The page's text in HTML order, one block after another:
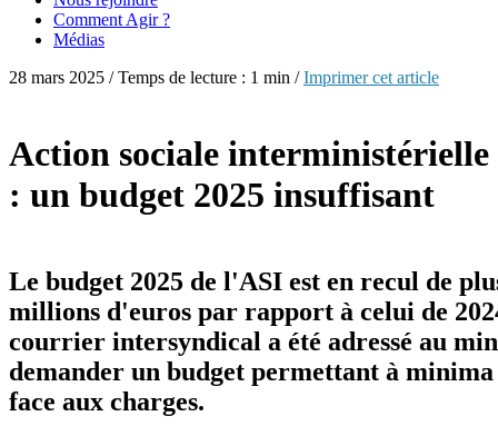
Comment Agir ?
Médias
28 mars 2025 / Temps de lecture : 1 min /Imprimer cet article
Action sociale interministérielle
: un budget 2025 insuffisant
Le budget 2025 de l'ASI est en recul de
millions d'euros par rapport à celui de
courrier intersyndical a été adressé au
demander un budget permettant à
face aux charges.